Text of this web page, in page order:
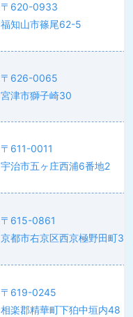
〒620-0933
福知山市篠尾62-5
〒626-0065
宮津市獅子崎30
〒611-0011
宇治市五ヶ庄西浦6番地2
〒615-0861
京都市右京区西京極野田町39
〒619-0245
相楽郡精華町下狛中垣内48